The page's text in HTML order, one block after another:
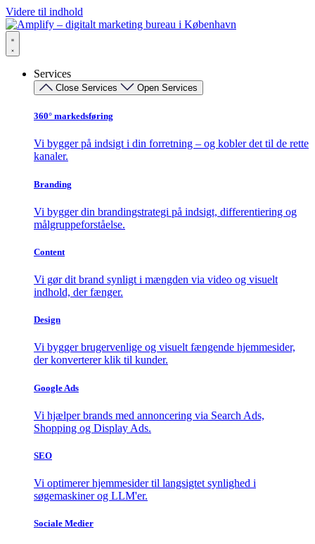
Videre til indhold
Services
Close Services Open Services
360° markedsføring​
Vi bygger på indsigt i din forretning – og kobler det til de rette
kanaler.
Branding
Vi bygger din brandingstrategi på indsigt, differentiering og
målgruppeforståelse.
Content
Vi gør dit brand synligt i mængden via video og visuelt
indhold, der fænger.
Design
Vi bygger brugervenlige og visuelt fængende hjemmesider,
der konverterer klik til kunder.
Google Ads
Vi hjælper brands med annoncering via Search Ads,
Shopping og Display Ads.
SEO
Vi optimerer hjemmesider til langsigtet synlighed i
søgemaskiner og LLM'er.
Sociale Medier